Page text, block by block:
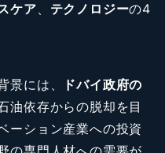
ケア、 テクノロジーの4
景には、
ドバイ政府の
油依存からの脱却を目
ーション産業への投資